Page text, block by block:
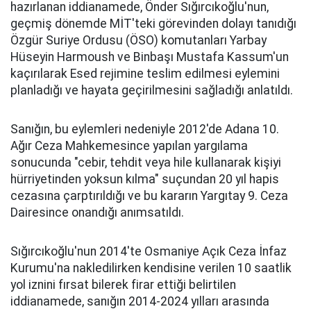
hazırlanan iddianamede, Önder Sığırcıkoğlu'nun,
geçmiş dönemde MİT'teki görevinden dolayı tanıdığı
Özgür Suriye Ordusu (ÖSO) komutanları Yarbay
Hüseyin Harmoush ve Binbaşı Mustafa Kassum'un
kaçırılarak Esed rejimine teslim edilmesi eylemini
planladığı ve hayata geçirilmesini sağladığı anlatıldı.
Sanığın, bu eylemleri nedeniyle 2012'de Adana 10.
Ağır Ceza Mahkemesince yapılan yargılama
sonucunda "cebir, tehdit veya hile kullanarak kişiyi
hürriyetinden yoksun kılma" suçundan 20 yıl hapis
cezasına çarptırıldığı ve bu kararın Yargıtay 9. Ceza
Dairesince onandığı anımsatıldı.
Sığırcıkoğlu'nun 2014'te Osmaniye Açık Ceza İnfaz
Kurumu'na nakledilirken kendisine verilen 10 saatlik
yol iznini fırsat bilerek firar ettiği belirtilen
iddianamede, sanığın 2014-2024 yılları arasında